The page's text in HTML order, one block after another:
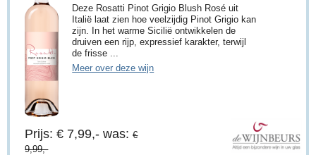
Deze Rosatti Pinot Grigio Blush Rosé uit
Italië laat zien hoe veelzijdig Pinot Grigio kan
zijn. In het warme Sicilië ontwikkelen de
druiven een rijp, expressief karakter, terwijl
de frisse ...
Meer over deze wijn
Prijs: € 7,99,-was:€
9,99,-